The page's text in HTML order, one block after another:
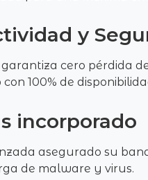
y
cero pérdida
100% de
incorporado
asegurado su
de malware y virus.